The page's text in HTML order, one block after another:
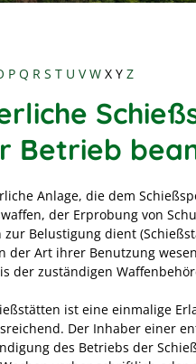
P Q R S T U V W X Y Z
Betrieb
Anlage, die dem
der Erprobung von
zur Belustigung dient
der Art ihrer Benutzung
der zuständigen
ist eine einmalige
Der Inhaber einer
des Betriebs der